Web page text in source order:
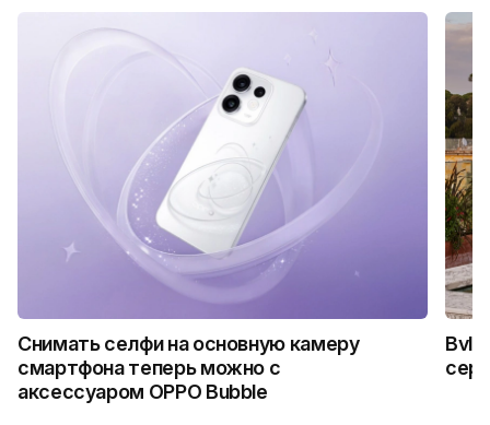
Снимать селфи на основную камеру
смартфона теперь можно с
аксессуаром OPPO Bubble